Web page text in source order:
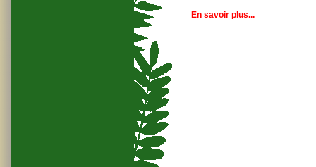
En savoir plus...